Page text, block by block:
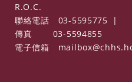
R.O.C.
聯絡電話
03-5595775
|
傳真
03-5594855
電子信箱